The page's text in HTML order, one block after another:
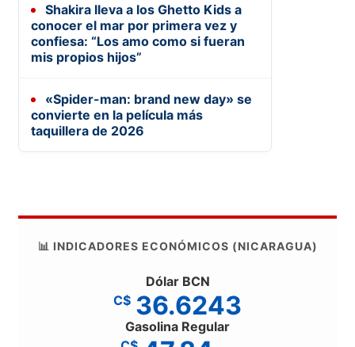
Shakira lleva a los Ghetto Kids a
conocer el mar por primera vez y
confiesa: “Los amo como si fueran
mis propios hijos”
«Spider-man: brand new day» se
convierte en la película más
taquillera de 2026
📊 INDICADORES ECONÓMICOS (NICARAGUA)
Dólar BCN
C$ 36.6243
Gasolina Regular